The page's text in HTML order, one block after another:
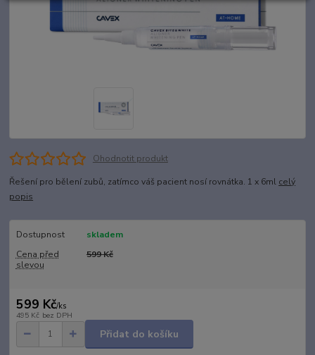
Ohodnotit produkt
Řešení pro bělení zubů, zatímco váš pacient nosí rovnátka. 1 x 6ml celý
popis
Dostupnost
skladem
Cena před
slevou
599 Kč
599 Kč/ks
495 Kč bez DPH
Přidat do košíku